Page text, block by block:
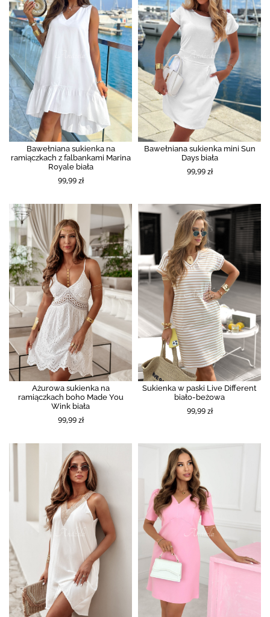
Bawełniana sukienka na
ramiączkach z falbankami Marina
Royale biała
99,99 zł
Bawełniana sukienka mini Sun
Days biała
99,99 zł
Ażurowa sukienka na
ramiączkach boho Made You
Wink biała
99,99 zł
Sukienka w paski Live Different
biało-beżowa
99,99 zł